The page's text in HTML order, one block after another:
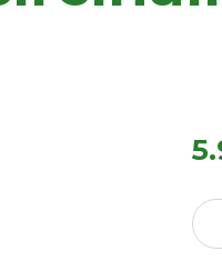
Hosta